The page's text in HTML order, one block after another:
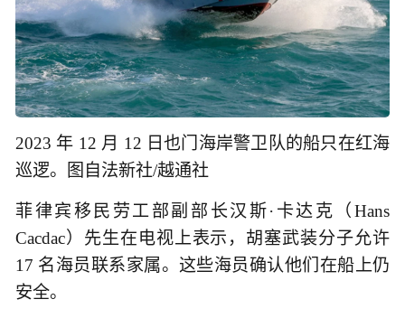
2023 年 12 月 12 日也门海岸警卫队的船只在红海
巡逻。图自法新社/越通社
菲律宾移民劳工部副部长汉斯·卡达克（Hans
Cacdac）先生在电视上表示，胡塞武装分子允许
17 名海员联系家属。这些海员确认他们在船上仍
安全。